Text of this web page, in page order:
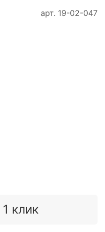
арт. 19-02-047
клик